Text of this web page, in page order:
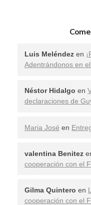
Luis Meléndez en
Adentrándonos en
Néstor Hidalgo en
declaraciones de
Maria José en
valentina Benitez
cooperación con el
Gilma Quintero en
cooperación con el